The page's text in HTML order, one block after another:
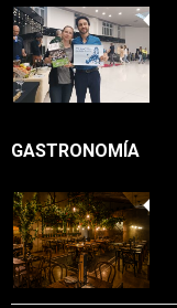
GASTRONOMÍA